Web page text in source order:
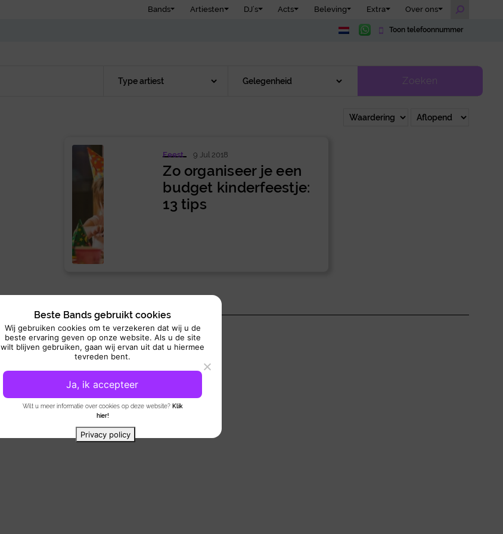
Bands Artiesten DJ’s Acts Beleving Extra Over ons
Toon telefoonnummer
Zoeken
Feest 9 Jul 2018
Zo organiseer je een
budget kinderfeestje:
13 tips
Beste Bands gebruikt cookies
Wij gebruiken cookies om te verzekeren dat wij u de
beste ervaring geven op onze website. Als u de site
wilt blijven gebruiken, gaan wij ervan uit dat u hiermee
tevreden bent.
Wilt u meer informatie over cookies op deze website? Klik
hier!
Ja, ik accepteer
Privacy policy